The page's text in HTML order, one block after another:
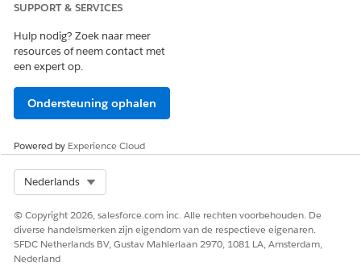
SUPPORT & SERVICES
Hulp nodig? Zoek naar meer
resources of neem contact met
een expert op.
Ondersteuning ophalen
Powered by Experience Cloud
Nederlands
© Copyright 2026, salesforce.com inc. Alle rechten voorbehouden. De
diverse handelsmerken zijn eigendom van de respectieve eigenaren.
SFDC Netherlands BV, Gustav Mahlerlaan 2970, 1081 LA, Amsterdam,
Nederland